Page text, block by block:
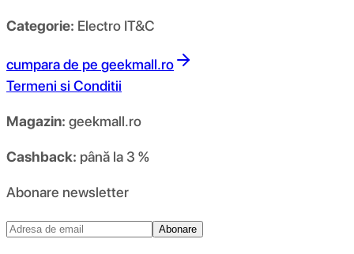
Categorie: Electro IT&C
cumpara de pe geekmall.ro
Termeni si Conditii
Magazin: geekmall.ro
Cashback: până la 3 %
Abonare newsletter
Abonare